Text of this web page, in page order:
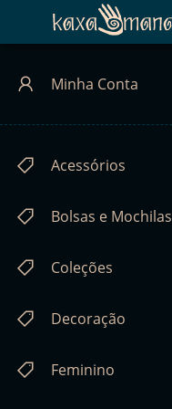
Minha Conta
Acessórios
Bolsas e Mochilas
Coleções
Decoração
Feminino